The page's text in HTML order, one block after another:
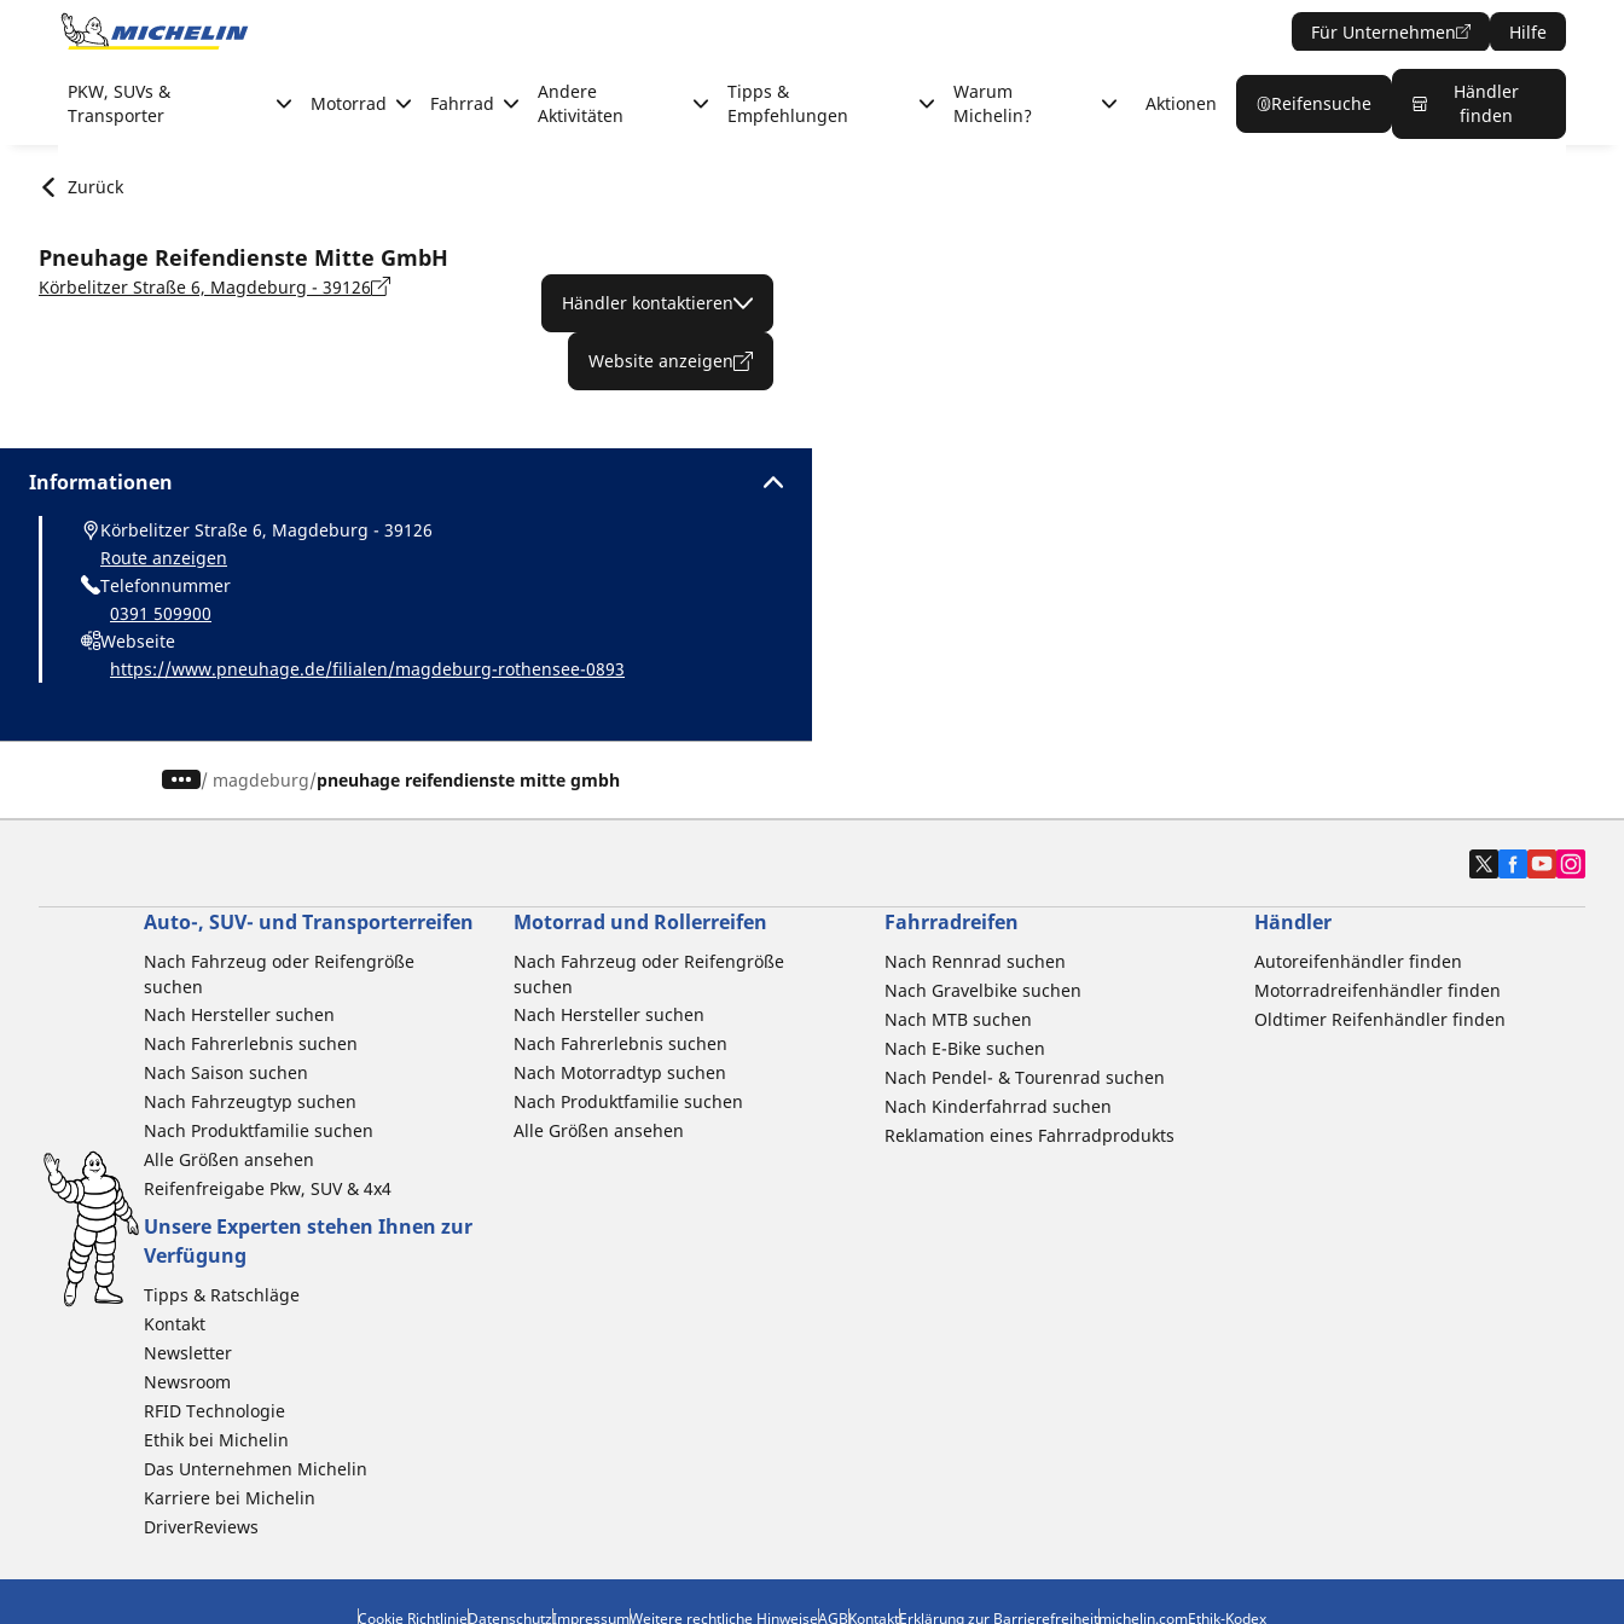
Go to page content
Für Unternehmen Hilfe
PKW, SUVs &
Transporter
Motorrad Fahrrad
Andere
Aktivitäten
Tipps &
Empfehlungen
Warum
Michelin?
Aktionen Reifensuche
Händler
finden
Zurück
Pneuhage Reifendienste Mitte GmbH
Körbelitzer Straße 6, Magdeburg - 39126
Händler kontaktieren
Website anzeigen
Informationen
Körbelitzer Straße 6, Magdeburg - 39126
Route anzeigen
Telefonnummer
0391 509900
Webseite
https://www.pneuhage.de/filialen/magdeburg-rothensee-0893
/ magdeburg pneuhage reifendienste mitte gmbh
Auto-, SUV- und Transporterreifen
Nach Fahrzeug oder Reifengröße
suchen
Nach Hersteller suchen
Nach Fahrerlebnis suchen
Nach Saison suchen
Nach Fahrzeugtyp suchen
Nach Produktfamilie suchen
Alle Größen ansehen
Reifenfreigabe Pkw, SUV & 4x4
Motorrad und Rollerreifen
Nach Fahrzeug oder Reifengröße
suchen
Nach Hersteller suchen
Nach Fahrerlebnis suchen
Nach Motorradtyp suchen
Nach Produktfamilie suchen
Alle Größen ansehen
Fahrradreifen
Nach Rennrad suchen
Nach Gravelbike suchen
Nach MTB suchen
Nach E-Bike suchen
Nach Pendel- & Tourenrad suchen
Nach Kinderfahrrad suchen
Reklamation eines Fahrradprodukts
Händler
Autoreifenhändler finden
Motorradreifenhändler finden
Oldtimer Reifenhändler finden
Unsere Experten stehen Ihnen zur
Verfügung
Tipps & Ratschläge
Kontakt
Newsletter
Newsroom
RFID Technologie
Ethik bei Michelin
Das Unternehmen Michelin
Karriere bei Michelin
DriverReviews
Cookie RichtlinieDatenschutzImpressumWeitere rechtliche HinweiseAGBKontaktErklärung zur Barrierefreiheitmichelin.comEthik-Kodex